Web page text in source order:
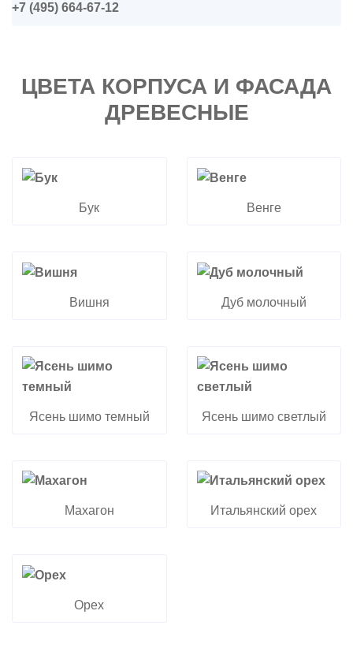
+7 (495) 664-67-12
ЦВЕТА КОРПУСА И ФАСАДА
ДРЕВЕСНЫЕ
Бук Венге
Вишня Дуб молочный
Ясень шимо темный Ясень шимо светлый
Махагон Итальянский орех
Орех